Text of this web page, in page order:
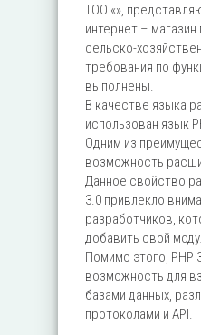
ТОО «»,
интернет –
сельско-
требования по
выполнены.
В качестве языка
использован язык
Одним из
возможность
Данное свойство
3.0 привлекло
разработчиков,
добавить свой
Помимо этого, PHP
возможность для
базами данных,
протоколами и API.